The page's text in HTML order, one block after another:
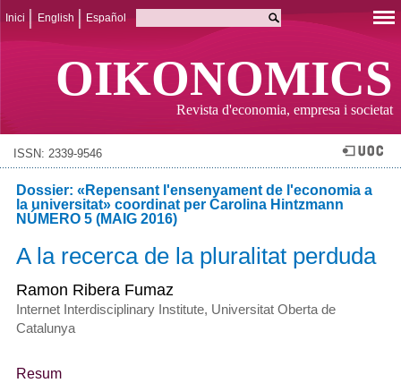
Inici English Español
OIKONOMICS
Revista d'economia, empresa i societat
ISSN: 2339-9546
Dossier: «Repensant l'ensenyament de l'economia a
la universitat» coordinat per Carolina Hintzmann
NÚMERO 5 (MAIG 2016)
A la recerca de la pluralitat perduda
Ramon Ribera Fumaz
Internet Interdisciplinary Institute, Universitat Oberta de
Catalunya
Resum